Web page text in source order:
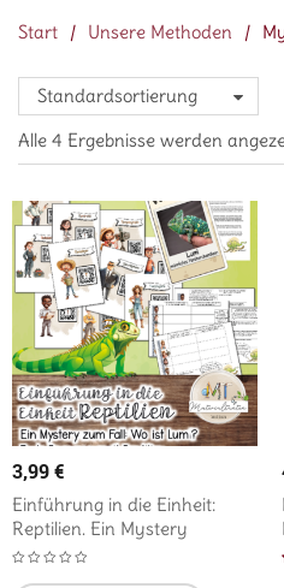
Start / Unsere Methoden /
Standardsortierung
Alle 4 Ergebnisse werden
3,99€
Einführung in die Einheit:
Reptilien. Ein Mystery